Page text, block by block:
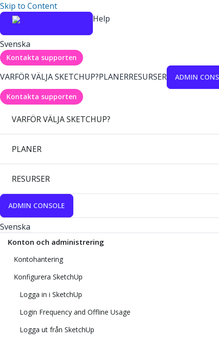
Skip to Content
Help
Svenska
Kontakta supporten
VARFÖR VÄLJA SKETCHUP?PLANERRESURSER ADMIN
Kontakta supporten
VARFÖR VÄLJA SKETCHUP?
PLANER
RESURSER
ADMIN CONSOLE
Svenska
Konton och administrering
Kontohantering
Konfigurera SketchUp
Logga in i SketchUp
Login Frequency and Offline Usage
Logga ut från SketchUp